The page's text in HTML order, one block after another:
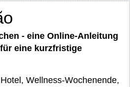
- eine Online-Anleitung
eine kurzfristige
Wellness-Wochenende,